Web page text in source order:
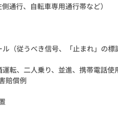
通行、自転車専用通行帯など）
（従うべき信号、「止まれ」の標
転、二人乗り、並進、携帯電話使
償例